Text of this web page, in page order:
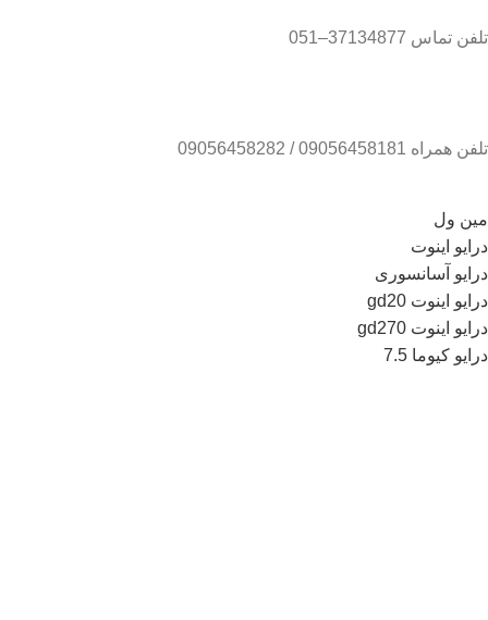
تلفن تماس 37134877–051
تلفن همراه 09056458181 / 09056458282
مین ول
درایو اینوت
درایو آسانسوری
درایو اینوت gd20
درایو اینوت gd270
درایو کیوما 7.5